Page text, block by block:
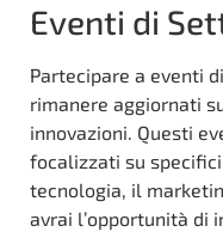
Eventi di
Partecipare a eventi
rimanere aggiornati
innovazioni. Questi
focalizzati su
tecnologia, il
avrai l’opportunità di